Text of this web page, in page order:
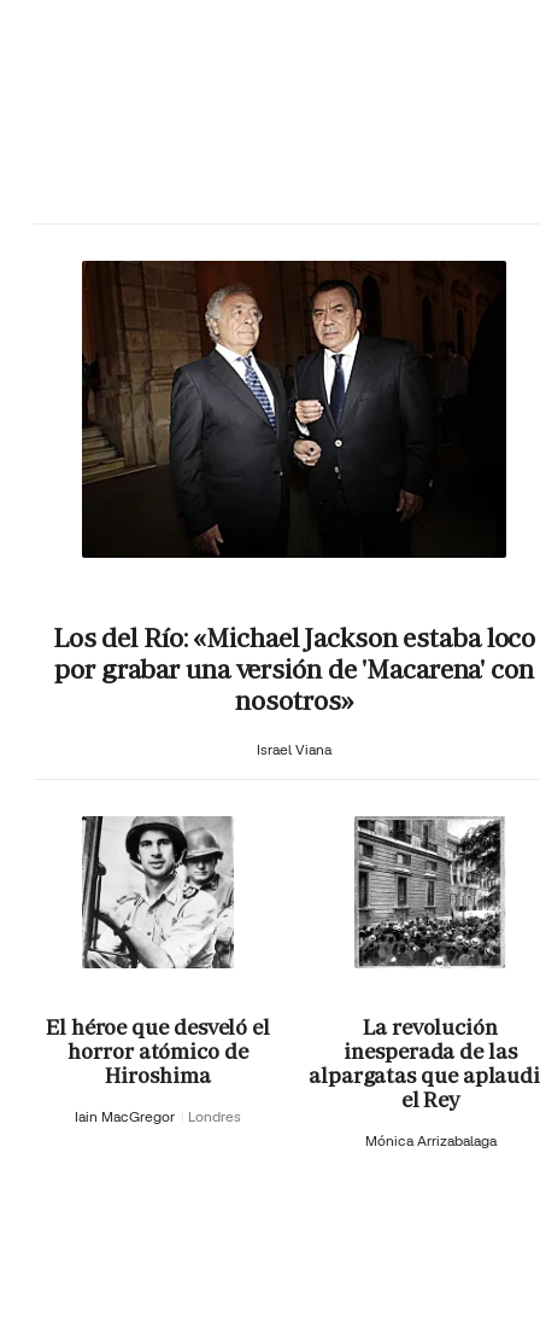
Los del Río: «Michael Jackson estaba loco
por grabar una versión de 'Macarena' con
nosotros»
Israel Viana
El héroe que desveló el
horror atómico de
Hiroshima
Iain MacGregor Londres
La revolución
inesperada de las
alpargatas que
el Rey
Mónica Arrizabalaga